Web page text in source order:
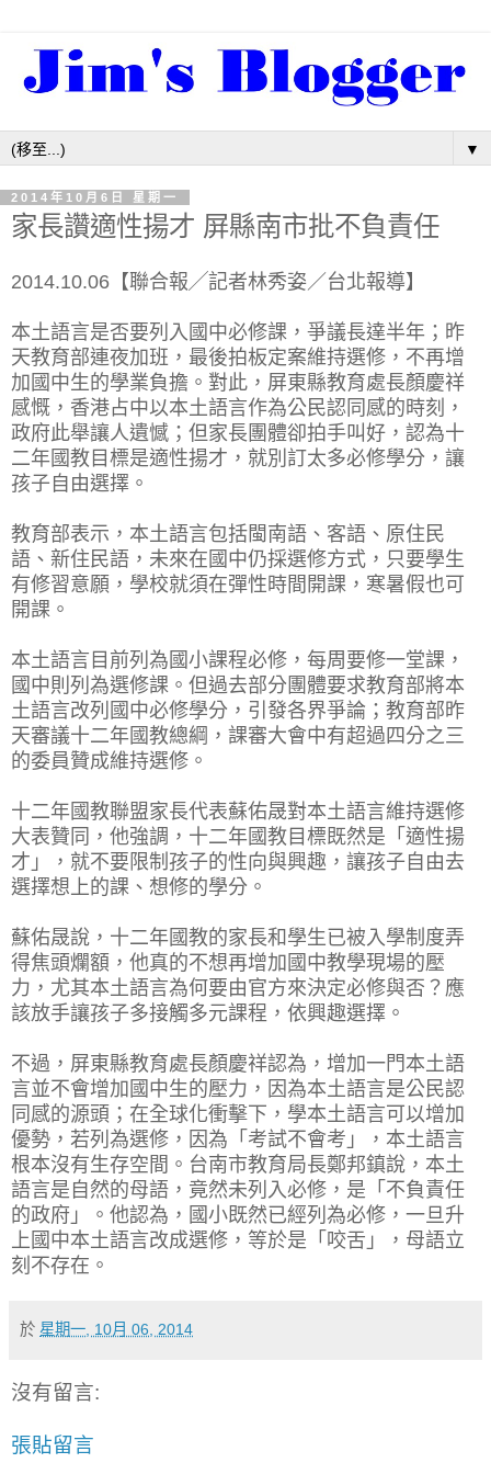
▼
2014年10月6日 星期一
家長讚適性揚才 屏縣南市批不負責任
2014.10.06【聯合報╱記者林秀姿／台北報導】
本土語言是否要列入國中必修課，爭議長達半年；昨
天教育部連夜加班，最後拍板定案維持選修，不再增
加國中生的學業負擔。對此，屏東縣教育處長顏慶祥
感慨，香港占中以本土語言作為公民認同感的時刻，
政府此舉讓人遺憾；但家長團體卻拍手叫好，認為十
二年國教目標是適性揚才，就別訂太多必修學分，讓
孩子自由選擇。
教育部表示，本土語言包括閩南語、客語、原住民
語、新住民語，未來在國中仍採選修方式，只要學生
有修習意願，學校就須在彈性時間開課，寒暑假也可
開課。
本土語言目前列為國小課程必修，每周要修一堂課，
國中則列為選修課。但過去部分團體要求教育部將本
土語言改列國中必修學分，引發各界爭論；教育部昨
天審議十二年國教總綱，課審大會中有超過四分之三
的委員贊成維持選修。
十二年國教聯盟家長代表蘇佑晟對本土語言維持選修
大表贊同，他強調，十二年國教目標既然是「適性揚
才」，就不要限制孩子的性向與興趣，讓孩子自由去
選擇想上的課、想修的學分。
蘇佑晟說，十二年國教的家長和學生已被入學制度弄
得焦頭爛額，他真的不想再增加國中教學現場的壓
力，尤其本土語言為何要由官方來決定必修與否？應
該放手讓孩子多接觸多元課程，依興趣選擇。
不過，屏東縣教育處長顏慶祥認為，增加一門本土語
言並不會增加國中生的壓力，因為本土語言是公民認
同感的源頭；在全球化衝擊下，學本土語言可以增加
優勢，若列為選修，因為「考試不會考」，本土語言
根本沒有生存空間。台南市教育局長鄭邦鎮說，本土
語言是自然的母語，竟然未列入必修，是「不負責任
的政府」。他認為，國小既然已經列為必修，一旦升
上國中本土語言改成選修，等於是「咬舌」，母語立
刻不存在。
於 星期一, 10月 06, 2014
沒有留言:
張貼留言